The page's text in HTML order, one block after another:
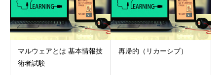
マルウェアとは 基本情報技
術者試験
再帰的（リカーシブ）